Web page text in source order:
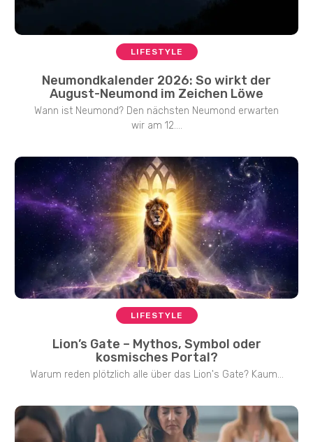
LIFESTYLE
Neumondkalender 2026: So wirkt der
August-Neumond im Zeichen Löwe
Wann ist Neumond? Den nächsten Neumond erwarten
wir am 12....
LIFESTYLE
Lion’s Gate – Mythos, Symbol oder
kosmisches Portal?
Warum reden plötzlich alle über das Lion's Gate? Kaum...